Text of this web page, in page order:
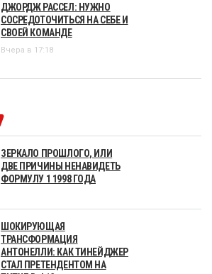
ДЖОРДЖ РАССЕЛ: НУЖНО
СОСРЕДОТОЧИТЬСЯ НА СЕБЕ И
СВОЕЙ КОМАНДЕ
Вчера в 17:18
ЗЕРКАЛО ПРОШЛОГО, ИЛИ
ДВЕ ПРИЧИНЫ НЕНАВИДЕТЬ
ФОРМУЛУ 1 1998 ГОДА
ШОКИРУЮЩАЯ
ТРАНСФОРМАЦИЯ
АНТОНЕЛЛИ: КАК ТИНЕЙДЖЕР
СТАЛ ПРЕТЕНДЕНТОМ НА